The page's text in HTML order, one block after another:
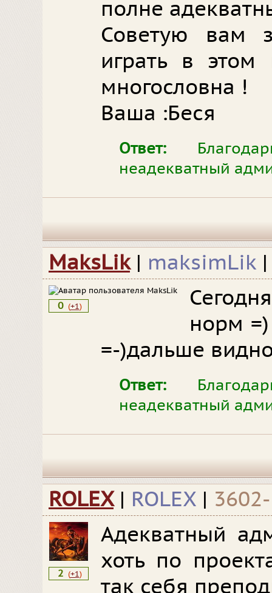
полне
Советую вам
играть в этом
многословна !
Ваша :Беся
Ответ:
неадекватный
MaksLik | maksimLik
0 (+1)
норм =)
=-)дальше
Ответ:
неадекватный
ROLEX | ROLEX |
2 (+1)
Адекватный
хоть по
так себя